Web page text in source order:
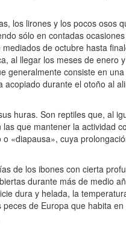
los lirones y los pocos osos
sólo en contadas
de octubre hasta
al llegar los meses de enero
generalmente consiste en
durante el otoño al
huras. Son reptiles que, al
que mantener la actividad
«diapausa», cuya
de los ibones con cierta
durante más de medio
dura y helada, la
de Europa que habita